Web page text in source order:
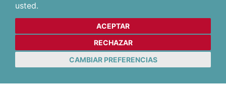
usted.
ACEPTAR
RECHAZAR
CAMBIAR PREFERENCIAS